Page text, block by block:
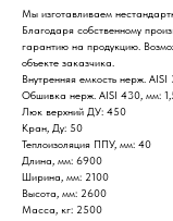
Мы изготавливаем
Благодаря собственному
гарантию на продукцию.
объекте заказчика.
Внутренняя емкость нерж.
Обшивка нерж. AISI 430, мм:
Люк верхний ДУ: 450
Кран, Ду: 50
Теплоизоляция ППУ, мм: 40
Длина, мм: 6900
Ширина, мм: 2100
Высота, мм: 2600
Масса, кг: 2500